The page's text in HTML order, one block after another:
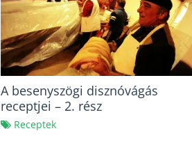
A besenyszögi disznóvágás
receptjei – 2. rész
Receptek